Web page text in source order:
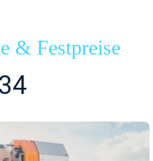
& Festpreise